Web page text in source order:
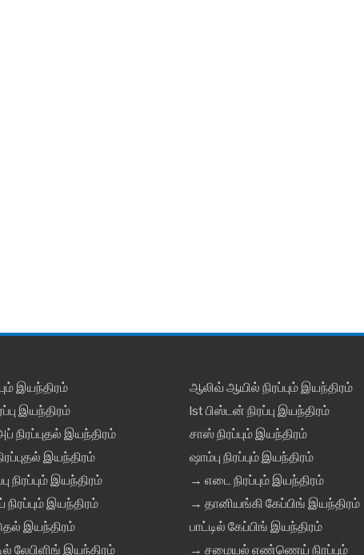
இயந்திரம்
இயந்திரம்
நிரப்புதல் இயந்திரம்
இயந்திரம்
நிரப்பும் இயந்திரம்
இயந்திரம்
இயந்திரம்
லேபிளிங் இயந்திரம்
ஆலிவ் ஆயில் நிரப்பும் இயந்திரம்
Ist பிஸ்டன் நிரப்பு இயந்திரம்
சாஸ் நிரப்பும் இயந்திரம்
ஷாம்பு நிரப்பும் இயந்திரம்
→ எடை நிரப்பும் இயந்திரம்
→ தானியங்கி கேப்பிங் இயந்திரம்
பாட்டில் கேப்பிங் இயந்திரம்
→ சமையல் எண்ணெய் நிரப்பும்